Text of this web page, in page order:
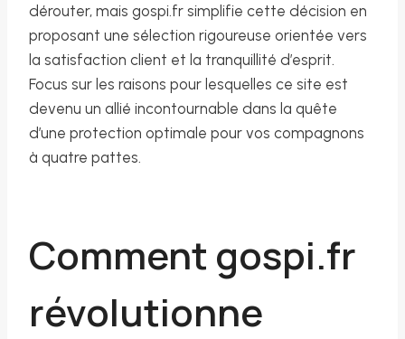
dérouter, mais gospi.fr simplifie cette décision en
proposant une sélection rigoureuse orientée vers
la satisfaction client et la tranquillité d’esprit.
Focus sur les raisons pour lesquelles ce site est
devenu un allié incontournable dans la quête
d’une protection optimale pour vos compagnons
à quatre pattes.
Comment gospi.fr
révolutionne